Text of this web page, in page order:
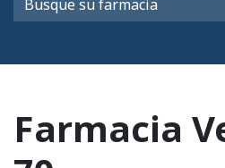
Farmacia